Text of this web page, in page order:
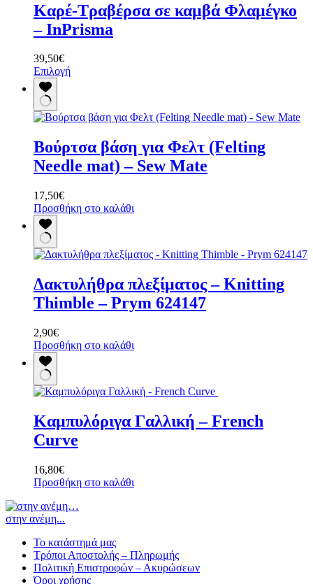
Καρέ-Τραβέρσα σε καμβά Φλαμέγκο
– InPrisma
39,50€
ΕπιλογήΑυτό
πολλαπλές
Οι
επιλογές
μπορούν
στη
προϊόντος
Βούρτσα βάση για Φελτ (Felting
Needle mat) – Sew Mate
17,50€
Προσθήκη στο καλάθι
Δακτυλήθρα πλεξίματος – Knitting
Thimble – Prym 624147
2,90€
Προσθήκη στο καλάθι
Καμπυλόριγα Γαλλική – French
Curve
16,80€
Προσθήκη στο καλάθι
στην ανέμη...
Το κατάστημά μας
Τρόποι Αποστολής – Πληρωμής
Πολιτική Επιστροφών – Ακυρώσεων
Όροι χρήσης